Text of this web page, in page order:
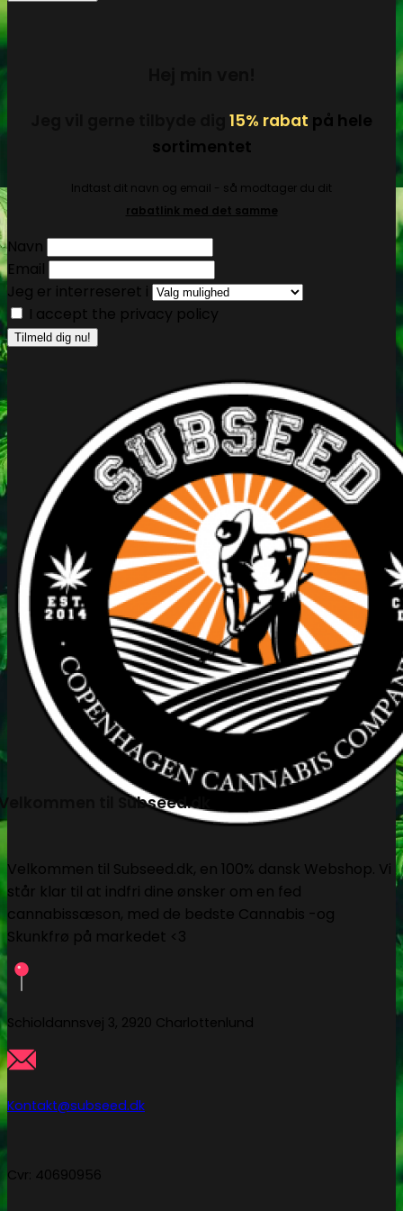
15% rabat på hele
sortimentet
Indtast dit navn og email - så modtager du dit
rabatlink med det samme
Navn
Email
Jeg er interreseret i
I accept the privacy policy
til Subseed.dk
Velkommen til Subseed.dk, en 100% dansk Webshop. Vi
står klar til at indfri dine ønsker om en fed
cannabissæson, med de bedste Cannabis -og
Skunkfrø på markedet <3
Schioldannsvej 3, 2920 Charlottenlund
Kontakt@subseed.dk
Cvr: 40690956